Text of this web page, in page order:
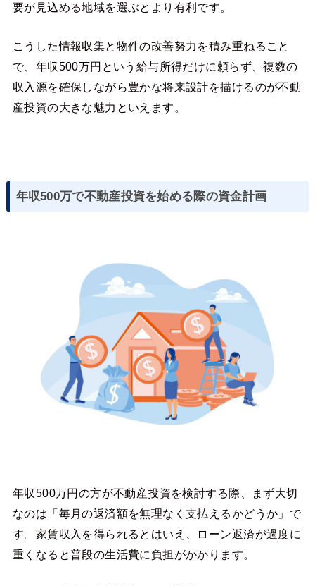
要が見込める地域を選ぶとより有利です。
こうした情報収集と物件の改善努力を積み重ねること
で、年収500万円という給与所得だけに頼らず、複数の
収入源を確保しながら豊かな将来設計を描けるのが不動
産投資の大きな魅力といえます。
年収500万で不動産投資を始める際の資金計画
年収500万円の方が不動産投資を検討する際、まず大切
なのは「毎月の返済額を無理なく支払えるかどうか」で
す。家賃収入を得られるとはいえ、ローン返済が過度に
重くなると普段の生活費に負担がかかります。